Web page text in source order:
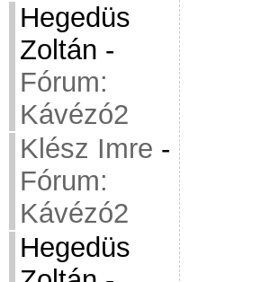
Hegedüs
Zoltán -
Fórum:
Kávézó2
Klész Imre -
Fórum:
Kávézó2
Hegedüs